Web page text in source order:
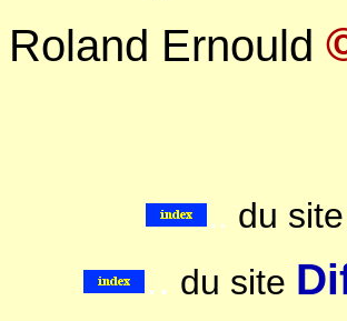
Roland Ernould
.. du site
.. du site